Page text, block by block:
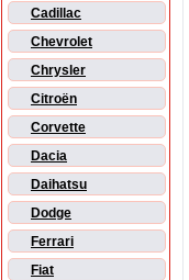
Cadillac
Chevrolet
Chrysler
Citroën
Corvette
Dacia
Daihatsu
Dodge
Ferrari
Fiat